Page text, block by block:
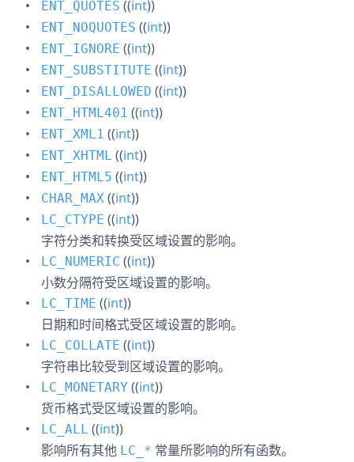
ENT_QUOTES ((int))
ENT_NOQUOTES ((int))
ENT_IGNORE ((int))
ENT_SUBSTITUTE ((int))
ENT_DISALLOWED ((int))
ENT_HTML401 ((int))
ENT_XML1 ((int))
ENT_XHTML ((int))
ENT_HTML5 ((int))
CHAR_MAX ((int))
LC_CTYPE ((int))
字符分类和转换受区域设置的影响。
LC_NUMERIC ((int))
小数分隔符受区域设置的影响。
LC_TIME ((int))
日期和时间格式受区域设置的影响。
LC_COLLATE ((int))
字符串比较受到区域设置的影响。
LC_MONETARY ((int))
货币格式受区域设置的影响。
LC_ALL ((int))
影响所有其他 LC_ * 常量所影响的所有函数。